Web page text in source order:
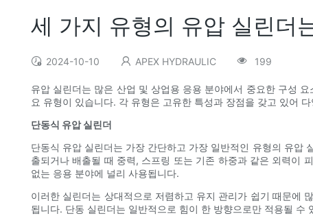
세 가지 유형의 유압 실린더
2024-10-10 APEX HYDRAULIC 199
유압 실린더는 많은 산업 및 상업용 응용 분야에서 중요한 구성
요 유형이 있습니다. 각 유형은 고유한 특성과 장점을 갖고 있어
단동식 유압 실린더
단동식 유압 실린더는 가장 간단하고 가장 일반적인 유형의 유압
출되거나 배출될 때 중력, 스프링 또는 기존 하중과 같은 외력이
없는 응용 분야에 널리 사용됩니다.
이러한 실린더는 상대적으로 저렴하고 유지 관리가 쉽기 때문에
됩니다. 단동 실린더는 일반적으로 힘이 한 방향으로만 적용될